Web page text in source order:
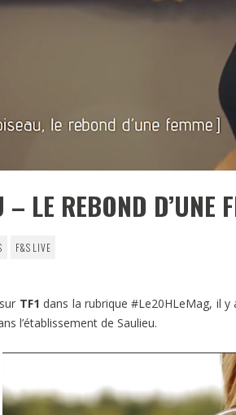
LE REBOND D’UNE
F&S LIVE
sur TF1 dans la rubrique #Le20HLeMag, il
l’établissement de Saulieu.